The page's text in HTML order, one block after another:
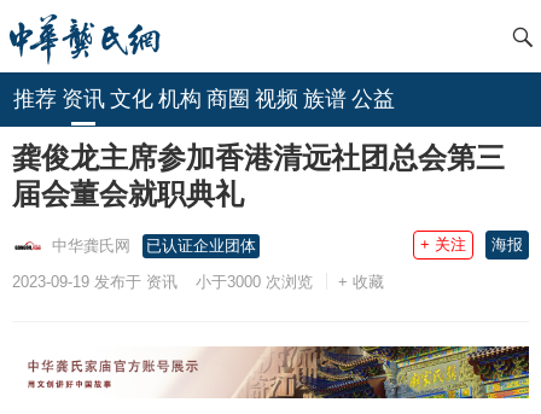
推荐 资讯 文化 机构 商圈 视频 族谱 公益
龚俊龙主席参加香港清远社团总会第三
届会董会就职典礼
中华龚氏网 已认证企业团体 海报
+ 关注
2023-09-19 发布于 资讯 小于3000 次浏览 + 收藏